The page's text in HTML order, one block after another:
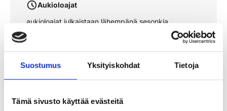
Suostumus Yksityiskohdat Tietoja
Tämä sivusto käyttää evästeitä
Aukioloajat
aukioloajat julkaistaan lähempänä sesonkia
Katso reitti kartalta